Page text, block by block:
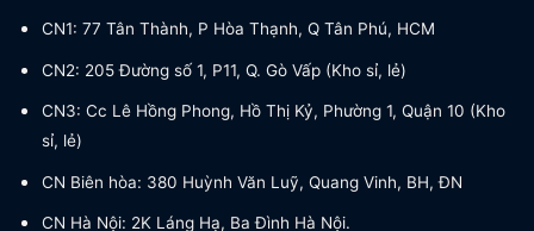
CN1: 77 Tân Thành, P Hòa Thạnh, Q Tân Phú, HCM
CN2: 205 Đường số 1, P11, Q. Gò Vấp (Kho sỉ, lẻ)
CN3: Cc Lê Hồng Phong, Hồ Thị Kỷ, Phường 1, Quận 10 (Kho
sỉ, lẻ)
CN Biên hòa: 380 Huỳnh Văn Luỹ, Quang Vinh, BH, ĐN
CN Hà Nội: 2K Láng Hạ, Ba Đình Hà Nội.